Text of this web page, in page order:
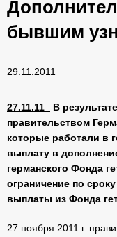
бывшим
29.11.2011
27.11.11 В
правительством
которые работали в
выплату в
германского Фонда
ограничение по
выплаты из Фонда
27 ноября 2011 г.